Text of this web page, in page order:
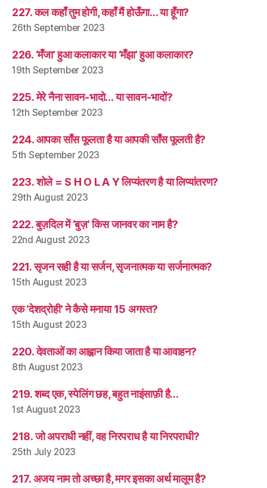
227. कल कहाँ तुम होगी, कहाँ मैं होऊँगा… या हूँगा?
26th September 2023
226. ‘मँजा’ हुआ कलाकार या ‘मँझा’ हुआ कलाकार?
19th September 2023
225. मेरे नैना सावन-भादो… या सावन-भादों?
12th September 2023
224. आपका साँस फूलता है या आपकी साँस फूलती है?
5th September 2023
223. शोले = S H O L A Y लिप्यंतरण है या लिप्यांतरण?
29th August 2023
222. बुज़दिल में ‘बुज़’ किस जानवर का नाम है?
22nd August 2023
221. सृजन सही है या सर्जन, सृजनात्मक या सर्जनात्मक?
15th August 2023
एक ‘देशद्रोही’ ने कैसे मनाया 15 अगस्त?
15th August 2023
220. देवताओं का आह्वान किया जाता है या आवाहन?
8th August 2023
219. शब्द एक, स्पेलिंग छह, बहुत नाइंसाफ़ी है…
1st August 2023
218. जो अपराधी नहीं, वह निरपराध है या निरपराधी?
25th July 2023
217. अजय नाम तो अच्छा है, मगर इसका अर्थ मालूम है?